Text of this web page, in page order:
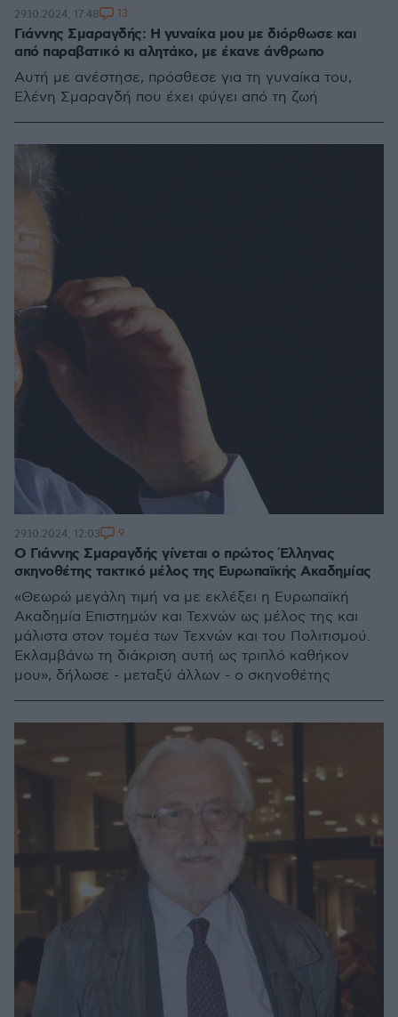
Γιάννης Σμαραγδής: Η γυναίκα μου με διόρθωσε και
από παραβατικό κι αλητάκο, με έκανε άνθρωπο
Αυτή με ανέστησε, πρόσθεσε για τη γυναίκα του,
Ελένη Σμαραγδή που έχει φύγει από τη ζωή
29.10.2024, 17:48 13
Ο Γιάννης Σμαραγδής γίνεται ο πρώτος Έλληνας
σκηνοθέτης τακτικό μέλος της Ευρωπαϊκής Ακαδημίας
«Θεωρώ μεγάλη τιμή να με εκλέξει η Ευρωπαϊκή
Ακαδημία Επιστημών και Τεχνών ως μέλος της και
μάλιστα στον τομέα των Τεχνών και του Πολιτισμού.
Εκλαμβάνω τη διάκριση αυτή ως τριπλό καθήκον
μου», δήλωσε - μεταξύ άλλων - ο σκηνοθέτης
29.10.2024, 12:03 9